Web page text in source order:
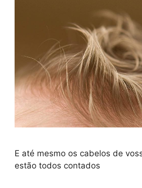
E até mesmo os cabelos de
estão todos contados